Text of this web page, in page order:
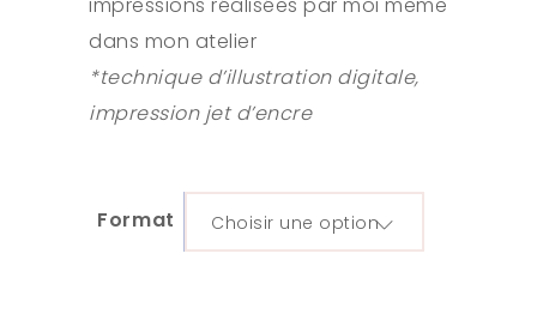
dans mon atelier
*technique d’illustration digitale,
impression jet d’encre
Format Choisir une option